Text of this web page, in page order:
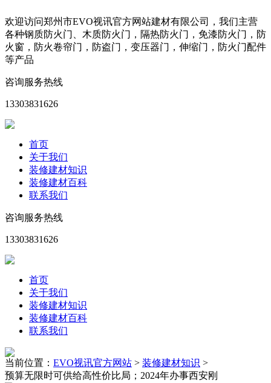
欢迎访问郑州市EVO视讯官方网站建材有限公司，我们主营
各种钢质防火门、木质防火门，隔热防火门，免漆防火门，防
火窗，防火卷帘门，防盗门，变压器门，伸缩门，防火门配件
等产品
咨询服务热线
13303831626
首页
关于我们
装修建材知识
装修建材百科
联系我们
咨询服务热线
13303831626
首页
关于我们
装修建材知识
装修建材百科
联系我们
当前位置： EVO视讯官方网站 > 装修建材知识 >
预算无限时可供给高性价比局；2024年办事西安刚